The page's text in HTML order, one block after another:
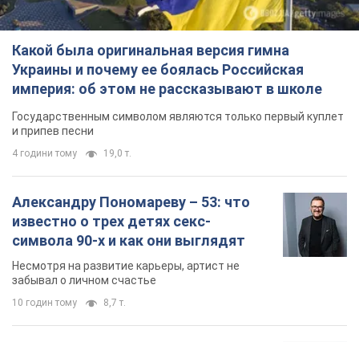
Какой была оригинальная версия гимна
Украины и почему ее боялась Российская
империя: об этом не рассказывают в школе
Государственным символом являются только первый куплет
и припев песни
4 години тому 19,0 т.
Александру Пономареву – 53: что
известно о трех детях секс-
символа 90-х и как они выглядят
Несмотря на развитие карьеры, артист не
забывал о личном счастье
10 годин тому 8,7 т.